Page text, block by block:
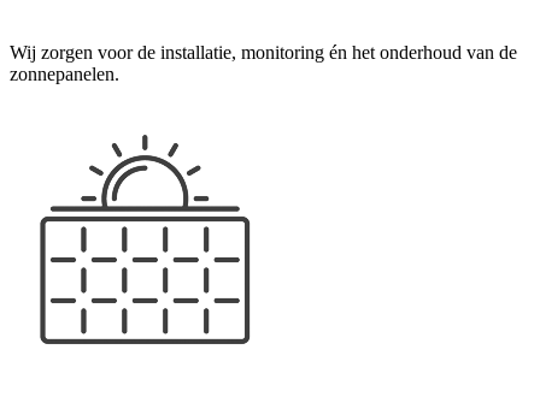
Wij zorgen voor de installatie, monitoring én het onderhoud van de
zonnepanelen.